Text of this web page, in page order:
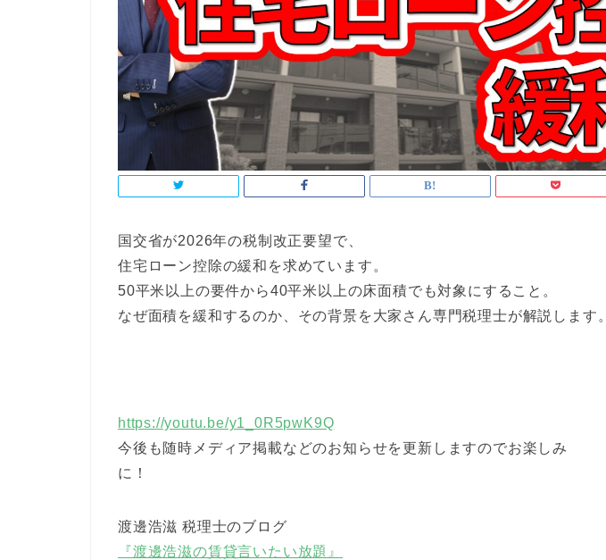
国交省が2026年の税制改正要望で、
住宅ローン控除の緩和を求めています。
50平米以上の要件から40平米以上の床面積でも対象にすること。
なぜ面積を緩和するのか、その背景を大家さん専門税理士が解説します。
https://youtu.be/y1_0R5pwK9Q
今後も随時メディア掲載などのお知らせを更新しますのでお楽しみ
に！
渡邊浩滋 税理士のブログ
『渡邊浩滋の賃貸言いたい放題』